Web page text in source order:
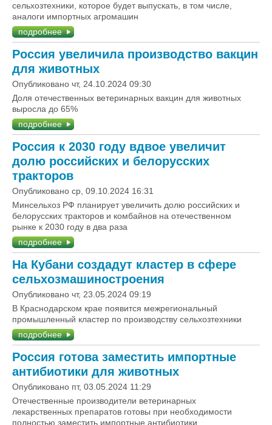
сельхозтехники, которое будет выпускать, в том числе,
аналоги импортных агромашин
подробнее
Россия увеличила производство вакцин
для животных
Опубликовано чт, 24.10.2024 09:30
Доля отечественных ветеринарных вакцин для животных
выросла до 65%
подробнее
Россия к 2030 году вдвое увеличит
долю российских и белорусских
тракторов
Опубликовано ср, 09.10.2024 16:31
Минсельхоз РФ планирует увеличить долю российских и
белорусских тракторов и комбайнов на отечественном
рынке к 2030 году в два раза
подробнее
На Кубани создадут кластер в сфере
сельхозмашиностроения
Опубликовано чт, 23.05.2024 09:19
В Краснодарском крае появится межрегиональный
промышленный кластер по производству сельхозтехники
подробнее
Россия готова заместить импортные
антибиотики для животных
Опубликовано пт, 03.05.2024 11:29
Отечественные производители ветеринарных
лекарственных препаратов готовы при необходимости
полностью заместить импортные антибиотики